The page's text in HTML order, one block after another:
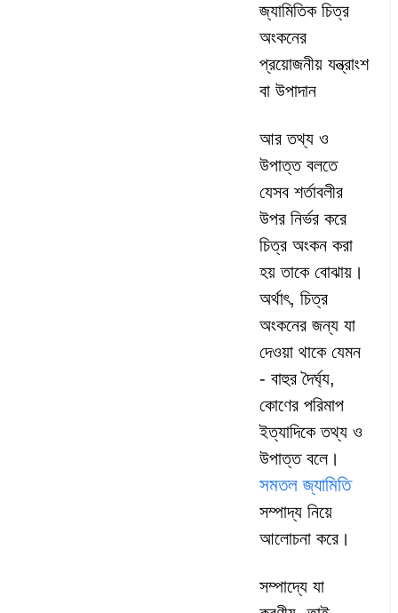
জ্যামিতিক চিত্র
অংকনের
প্রয়োজনীয় যন্ত্রাংশ
বা উপাদান
আর তথ্য ও
উপাত্ত বলতে
যেসব শর্তাবলীর
উপর নির্ভর করে
চিত্র অংকন করা
হয় তাকে বোঝায়।
অর্থাৎ, চিত্র
অংকনের জন্য যা
দেওয়া থাকে যেমন
- বাহুর দৈর্ঘ্য,
কোণের পরিমাপ
ইত্যাদিকে তথ্য ও
উপাত্ত বলে।
সমতল জ্যামিতি
সম্পাদ্য নিয়ে
আলোচনা করে।
সম্পাদ্যে যা